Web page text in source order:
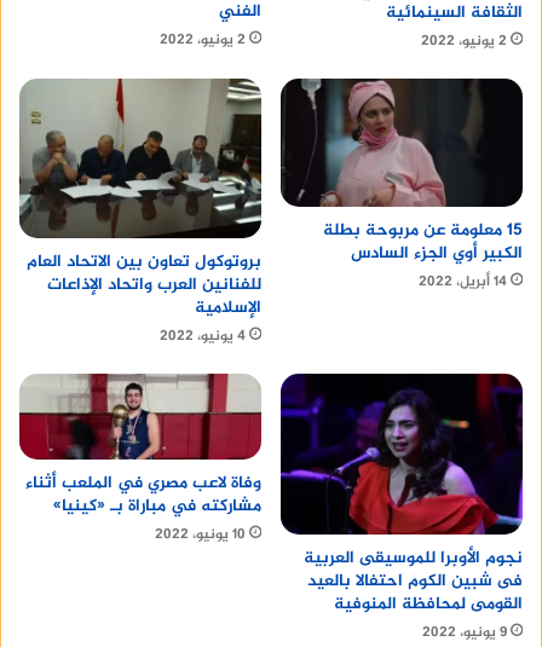
الثقافة السينمائية
2 يونيو، 2022
الفني
2 يونيو، 2022
15 معلومة عن مربوحة بطلة
الكبير أوي الجزء السادس
14 أبريل، 2022
بروتوكول تعاون بين الاتحاد العام
للفنانين العرب واتحاد الإذاعات
الإسلامية
4 يونيو، 2022
نجوم الأوبرا للموسيقى العربية
فى شبين الكوم احتفالا بالعيد
القومى لمحافظة المنوفية
9 يونيو، 2022
وفاة لاعب مصري في الملعب أثناء
مشاركته في مباراة بـ «كينيا»
10 يونيو، 2022